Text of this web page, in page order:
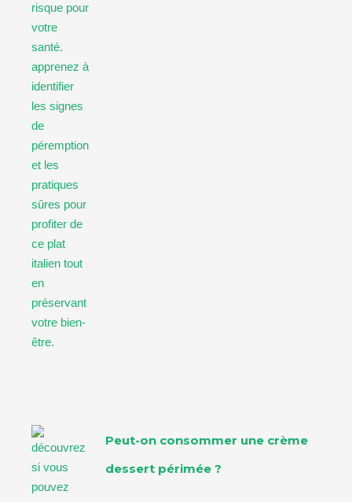
Peut-on consommer une crème
dessert périmée ?